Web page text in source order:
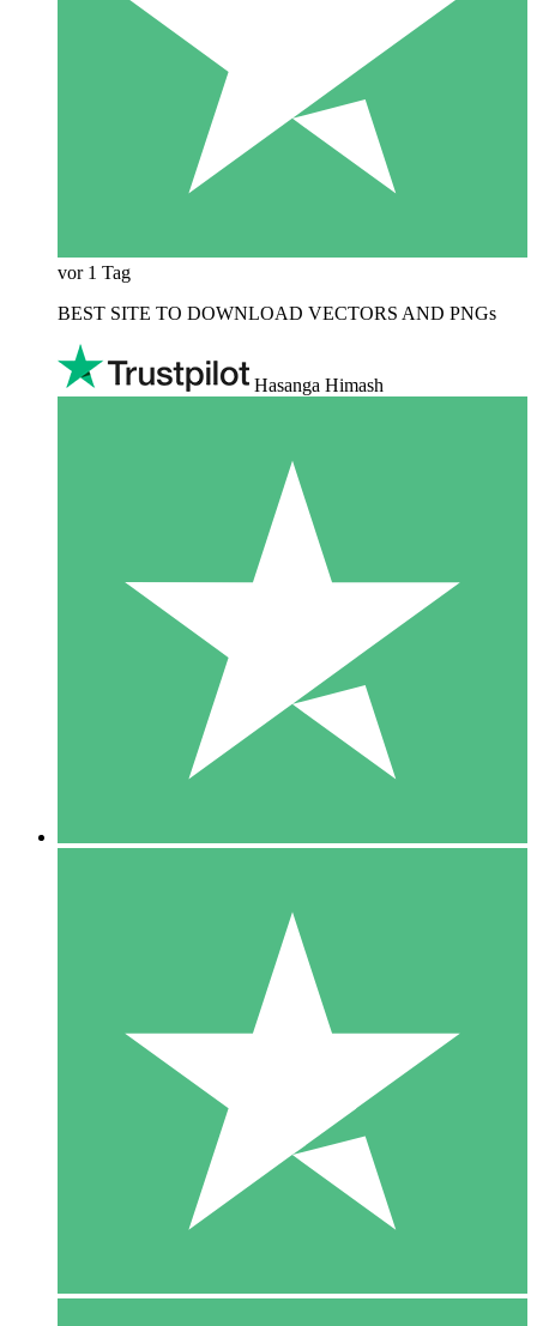
vor 1 Tag
BEST SITE TO DOWNLOAD VECTORS AND PNGs
Hasanga Himash